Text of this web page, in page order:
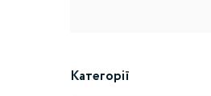
Категорії